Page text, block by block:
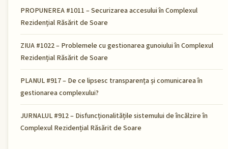
PROPUNEREA #1011 – Securizarea accesului în Complexul
Rezidențial Răsărit de Soare
ZIUA #1022 – Problemele cu gestionarea gunoiului în Complexul
Rezidențial Răsărit de Soare
PLANUL #917 – De ce lipsesc transparența și comunicarea în
gestionarea complexului?
JURNALUL #912 – Disfuncționalitățile sistemului de încălzire în
Complexul Rezidențial Răsărit de Soare